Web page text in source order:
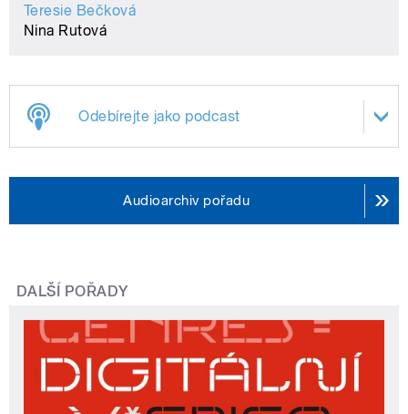
Teresie Bečková
Nina Rutová
Odebírejte jako podcast
Audioarchiv pořadu
DALŠÍ POŘADY